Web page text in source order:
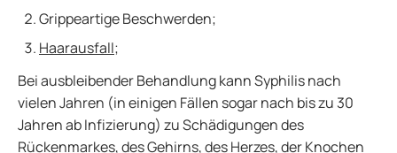
Grippeartige Beschwerden;
Haarausfall;
Bei ausbleibender Behandlung kann Syphilis nach
vielen Jahren (in einigen Fällen sogar nach bis zu 30
Jahren ab Infizierung) zu Schädigungen des
Rückenmarkes, des Gehirns, des Herzes, der Knochen